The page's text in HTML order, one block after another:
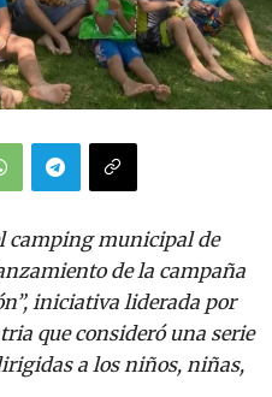
camping municipal de
de la campaña
iniciativa liderada por
que consideró una serie
a los niños, niñas,